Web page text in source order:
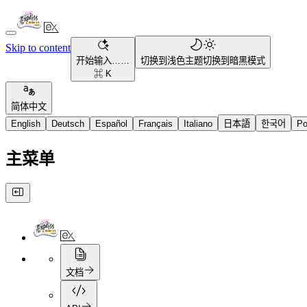
Skip to content
开始输入……
⌘ K
切换到浅色主题切换到暗黑模式
简体中文
English
Deutsch Español Français Italiano 日本語 한국어
主菜单
文档